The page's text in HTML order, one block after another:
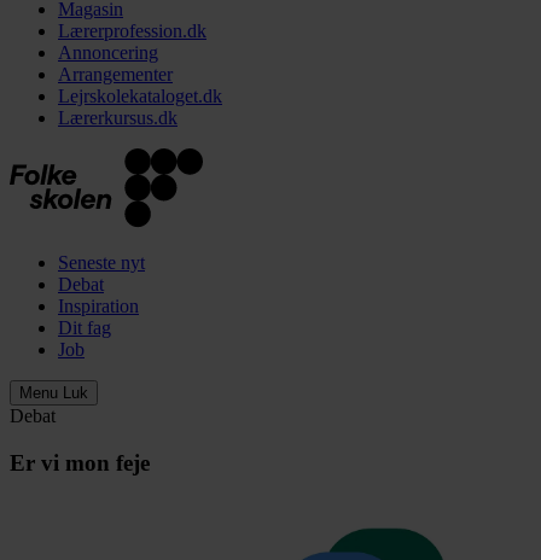
Magasin
Lærerprofession.dk
Annoncering
Arrangementer
Lejrskolekataloget.dk
Lærerkursus.dk
Seneste nyt
Debat
Inspiration
Dit fag
Job
Menu Luk
Debat
Er vi mon feje